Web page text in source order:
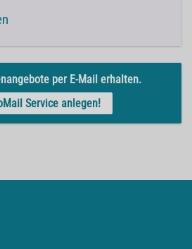
per E-Mail erhalten.
Service anlegen!